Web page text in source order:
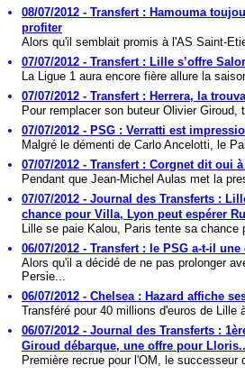
08/07/2012 - Transfert : Hamouma
profiter
Alors qu'il semblait promis à l'AS Saint-
07/07/2012 - Transfert : Lille s’offre
La Ligue 1 aura encore fière allure la
07/07/2012 - Transfert : Herrera, la
Pour remplacer son buteur Olivier
07/07/2012 - PSG : Verratti est
Malgré le démenti de Carlo Ancelotti, le
07/07/2012 - Transfert : Corgnet dit
Pendant que Jean-Michel Aulas met la
07/07/2012 - Journal des Transferts :
chance pour Villa, Lyon peut espérer
Lille se paie Kalou, Paris tente sa chance
06/07/2012 - Transfert : le PSG a-t-il
Alors qu'il a décidé de ne pas prolonger
Persie...
06/07/2012 - Chelsea : Hazard affiche
Transféré pour 40 millions d'euros de Lille
06/07/2012 - Journal des Transferts :
Giroud débarque, une offre pour
Première recrue pour l'OM, le successeur